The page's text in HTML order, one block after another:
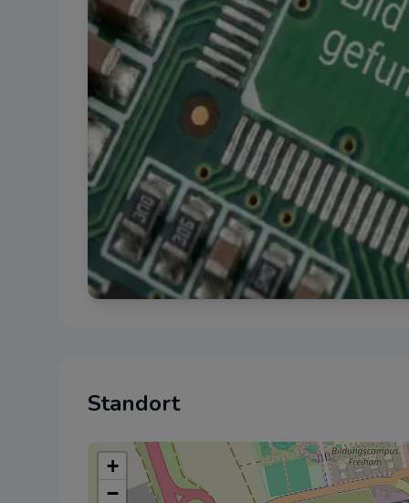
Standort
+
−
Funktional
Wir
sozialen Medien.
Werbung
Diese Cookies